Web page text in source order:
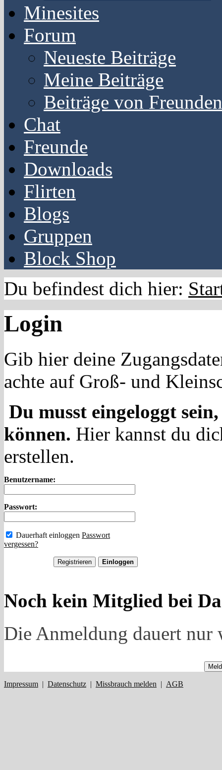
Minesites
Forum
Neueste Beiträge
Meine Beiträge
Beiträge von Freunden
Chat
Freunde
Downloads
Flirten
Blogs
Gruppen
Block Shop
Du befindest dich hier:
Login
Gib hier deine
achte auf Groß- und
Du musst eingeloggt
können. Hier kannst du
erstellen.
Benutzername:
Passwort:
Dauerhaft einloggen Passwort
vergessen?
Noch kein Mitglied bei
Die Anmeldung dauert
Impressum | Datenschutz | Missbrauch melden | AGB